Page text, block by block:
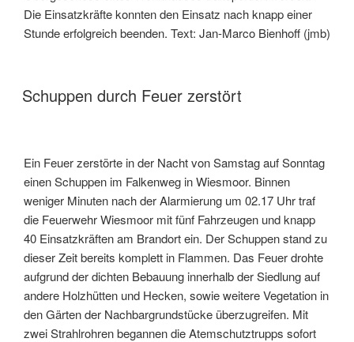
Die Einsatzkräfte konnten den Einsatz nach knapp einer
Stunde erfolgreich beenden. Text: Jan-Marco Bienhoff (jmb)
Schuppen durch Feuer zerstört
Ein Feuer zerstörte in der Nacht von Samstag auf Sonntag
einen Schuppen im Falkenweg in Wiesmoor. Binnen
weniger Minuten nach der Alarmierung um 02.17 Uhr traf
die Feuerwehr Wiesmoor mit fünf Fahrzeugen und knapp
40 Einsatzkräften am Brandort ein. Der Schuppen stand zu
dieser Zeit bereits komplett in Flammen. Das Feuer drohte
aufgrund der dichten Bebauung innerhalb der Siedlung auf
andere Holzhütten und Hecken, sowie weitere Vegetation in
den Gärten der Nachbargrundstücke überzugreifen. Mit
zwei Strahlrohren begannen die Atemschutztrupps sofort